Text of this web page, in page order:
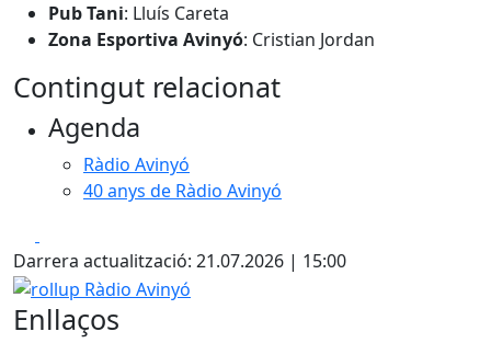
Pub Tani: Lluís Careta
Zona Esportiva Avinyó: Cristian Jordan
Contingut relacionat
Agenda
Ràdio Avinyó
40 anys de Ràdio Avinyó
Darrera actualització: 21.07.2026 | 15:00
rollup Ràdio Avinyó
Enllaços